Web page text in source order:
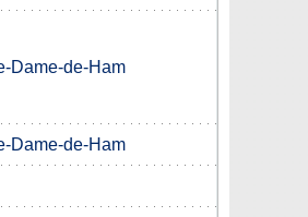
Dame-de-Ham
Dame-de-Ham